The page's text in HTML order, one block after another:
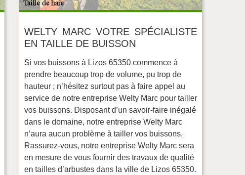
WELTY MARC VOTRE SPÉCIALISTE
EN TAILLE DE BUISSON
Si vos buissons à Lizos 65350 commence à
prendre beaucoup trop de volume, pu trop de
hauteur ; n’hésitez surtout pas à faire appel au
service de notre entreprise Welty Marc pour tailler
vos buissons. Disposant d’un savoir-faire inégalé
dans le domaine, notre entreprise Welty Marc
n’aura aucun problème à tailler vos buissons.
Rassurez-vous, notre entreprise Welty Marc sera
en mesure de vous fournir des travaux de qualité
en tailles d’arbustes dans la ville de Lizos 65350.